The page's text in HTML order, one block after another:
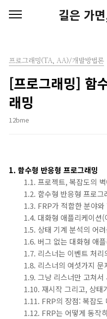
길은 가
프로그래밍(TA, AA)/개발방법론
[프로그래밍] 함
래밍
12bme
1. 함수형 반응형 프로그래밍
1.1. 프로젝트, 복잡도의
1.2. 함수형 반응형 프로그
1.3. FRP가 적합한 분야와
1.4. 대화형 애플리케이션(
1.5. 상태 기계 분석의 어
1.6. 버그 없는 대화형 애
1.7. 리스너는 이벤트 처리
1.8. 리스너의 여섯가지 문
1.9. 그냥 리스너만 고쳐서
1.10. 재시작 그리고, 상태
1.11. FRP의 장점: 복잡도
1.12. FRP는 어떻게 동작